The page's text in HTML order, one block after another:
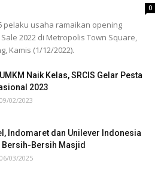
0
pelaku usaha ramaikan opening
2022 di Metropolis Town Square,
Kamis (1/12/2022).
Naik Kelas, SRCIS Gelar Pesta
2023
09/02/2023
Indomaret dan Unilever Indonesia
Bersih-Bersih Masjid
06/03/2025